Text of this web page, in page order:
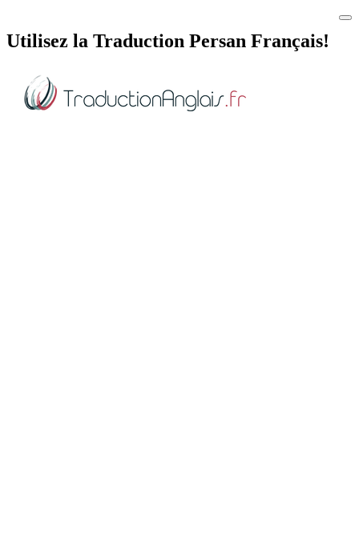
Utilisez la Traduction Persan Français!